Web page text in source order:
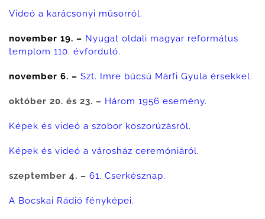
Videó a karácsonyi műsorról.
november 19. – Nyugat oldali magyar református
templom 110. évforduló.
november 6. – Szt. Imre búcsú Márfi Gyula érsekkel.
október 20. és 23. – Három 1956 esemény.
Képek és videó a szobor koszorúzásról.
Képek és videó a városház ceremóniáról.
szeptember 4. – 61. Cserkésznap.
A Bocskai Rádió fényképei.